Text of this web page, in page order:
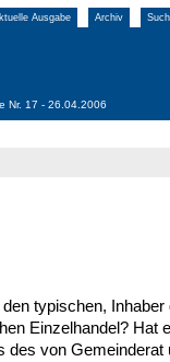
Ausgabe Archiv
Nr. 17 - 26.04.2006
typischen, Inhaber
Einzelhandel? Hat
des von Gemeinderat